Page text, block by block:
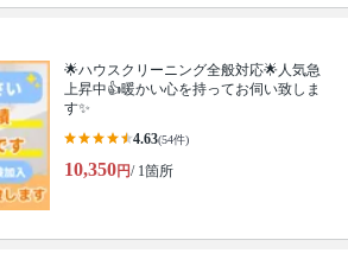
🌟ハウスクリーニング全般対応🌟人気急
上昇中👍暖かい心を持ってお伺い致しま
す✨
4.63(54件)
10,350円/ 1箇所